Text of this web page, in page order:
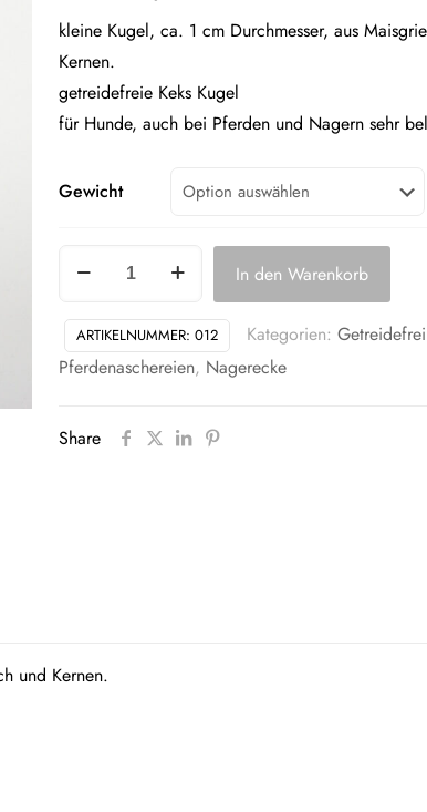
kleine Kugel, ca. 1 cm Durchmesser, aus
Kernen.
getreidefreie Keks Kugel
für Hunde, auch bei Pferden und Nagern sehr
Gewicht
In den Warenkorb
ARTIKELNUMMER: 012 Kategorien: Getreidefrei
Pferdenaschereien, Nagerecke
Share
und Kernen.